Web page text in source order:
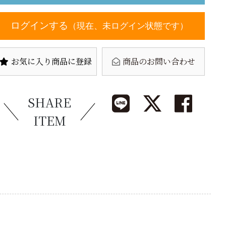
ログインする （現在、未ログイン状態です）
お気に入り商品に登録 商品のお問い合わせ
SHARE
ITEM